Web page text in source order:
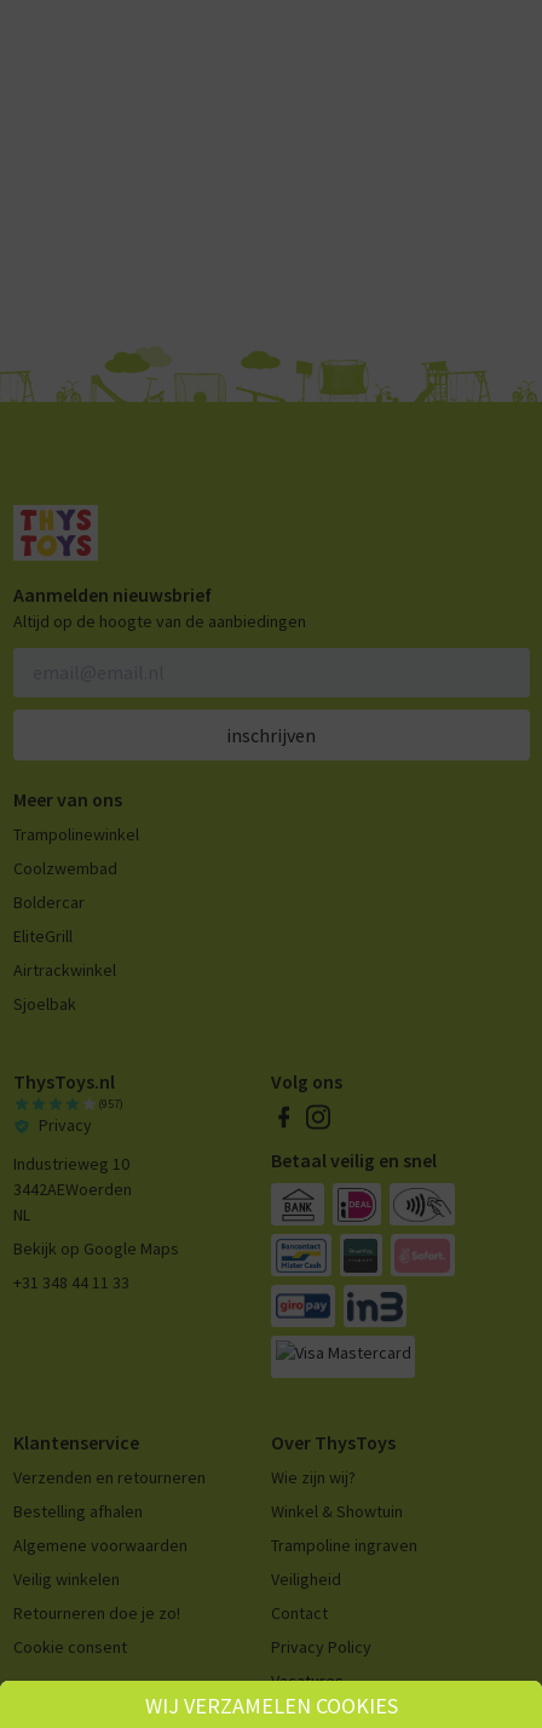
Aanmelden nieuwsbrief
Altijd op de hoogte van de aanbiedingen
inschrijven
Meer van ons
Trampolinewinkel
Coolzwembad
Boldercar
EliteGrill
Airtrackwinkel
Sjoelbak
ThysToys.nl
(957)
Privacy
Industrieweg 10
3442AEWoerden
NL
Bekijk op Google Maps
+31 348 44 11 33
Volg ons
Betaal veilig en snel
Klantenservice
Verzenden en retourneren
Bestelling afhalen
Algemene voorwaarden
Veilig winkelen
Retourneren doe je zo!
Cookie consent
Over ThysToys
Wie zijn wij?
Winkel & Showtuin
Trampoline ingraven
Veiligheid
Contact
Privacy Policy
Vacatures
Cookie consent
WIJ VERZAMELEN COOKIES